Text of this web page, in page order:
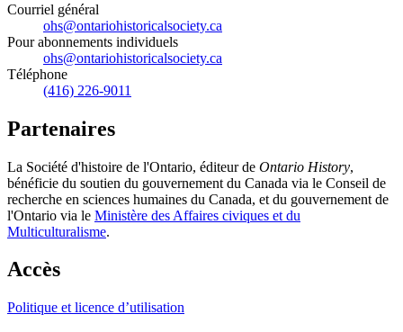
Courriel général
ohs@ontariohistoricalsociety.ca
Pour abonnements individuels
ohs@ontariohistoricalsociety.ca
Téléphone
(416) 226-9011
Partenaires
La Société d'histoire de l'Ontario, éditeur de Ontario History,
bénéficie du soutien du gouvernement du Canada via le Conseil de
recherche en sciences humaines du Canada, et du gouvernement de
l'Ontario via le Ministère des Affaires civiques et du
Multiculturalisme.
Accès
Politique et licence d’utilisation